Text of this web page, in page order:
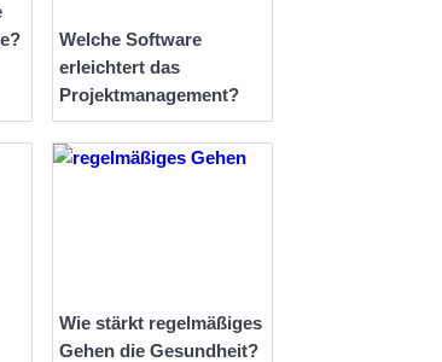
Welche Software
erleichtert das
Projektmanagement?
Wie stärkt regelmäßiges
Gehen die Gesundheit?